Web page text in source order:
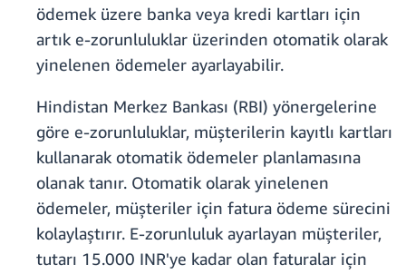
ödemek üzere banka veya kredi kartları için
artık e-zorunluluklar üzerinden otomatik olarak
yinelenen ödemeler ayarlayabilir.
Hindistan Merkez Bankası (RBI) yönergelerine
göre e-zorunluluklar, müşterilerin kayıtlı kartları
kullanarak otomatik ödemeler planlamasına
olanak tanır. Otomatik olarak yinelenen
ödemeler, müşteriler için fatura ödeme sürecini
kolaylaştırır. E-zorunluluk ayarlayan müşteriler,
tutarı 15.000 INR'ye kadar olan faturalar için